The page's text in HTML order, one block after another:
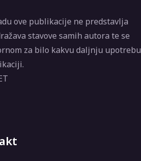
ove publikacije ne predstavlja
stavove samih autora te se
za bilo kakvu daljnju upotrebu